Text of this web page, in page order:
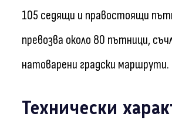
105 седящи и правостоящи
превозва около 80 пътници,
натоварени градски маршрути.
Технически